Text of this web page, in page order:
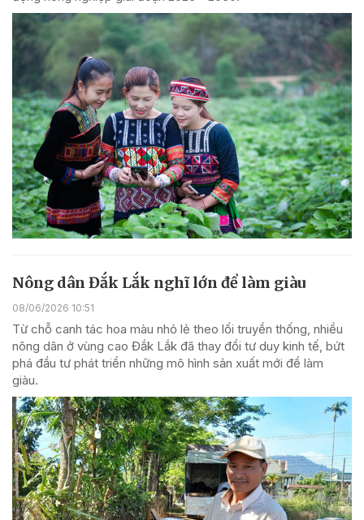
Nông dân Đắk Lắk nghĩ lớn để làm giàu
08/06/2026 10:51
Từ chỗ canh tác hoa màu nhỏ lẻ theo lối truyền thống, nhiều
nông dân ở vùng cao Đắk Lắk đã thay đổi tư duy kinh tế, bứt
phá đầu tư phát triển những mô hình sản xuất mới để làm
giàu.